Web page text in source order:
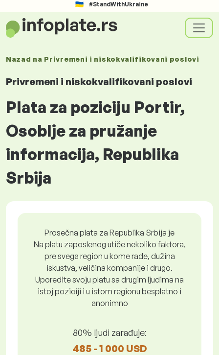
#StandWithUkraine
Nazad na Privremeni i niskokvalifikovani poslovi
Privremeni i niskokvalifikovani poslovi
Plata za poziciju Portir,
Osoblje za pružanje
informacija, Republika
Srbija
Prosečna plata za Republika Srbija je
Na platu zaposlenog utiče nekoliko faktora,
pre svega region u kome rade, dužina
iskustva, veličina kompanije i drugo.
Uporedite svoju platu sa drugim ljudima na
istoj poziciji i u istom regionu besplatno i
anonimno
80% ljudi zarađuje:
485 - 1 000 USD